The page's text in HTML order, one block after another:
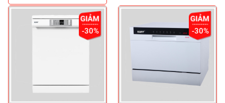
-30% -30%